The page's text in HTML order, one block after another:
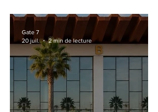
Gate 7
20 juil.
2 min de lecture